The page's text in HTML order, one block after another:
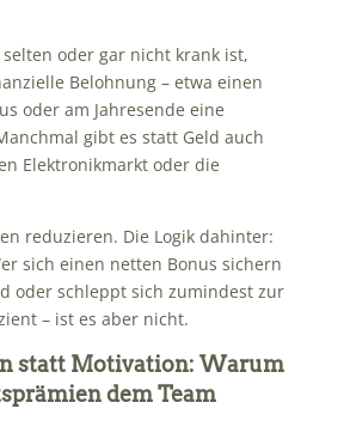
oder gar nicht krank ist,
Belohnung – etwa einen
oder am Jahresende eine
gibt es statt Geld auch
Elektronikmarkt oder die
reduzieren. Die Logik dahinter:
sich einen netten Bonus sichern
oder schleppt sich zumindest zur
– ist es aber nicht.
statt Motivation: Warum
dem Team